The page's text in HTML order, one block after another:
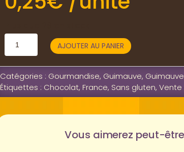
quantité
de
Guimauve
fraise
AJOUTER AU PANIER
Catégories : Gourmandise, Guimauve,
Étiquettes : Chocolat, France, Sans gluten, Vente
Vous aimerez peut-